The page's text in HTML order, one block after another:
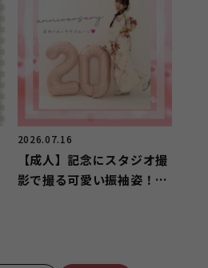
2026.07.16
【成人】記念にスタジオ撮
影で撮る可愛い振袖姿！